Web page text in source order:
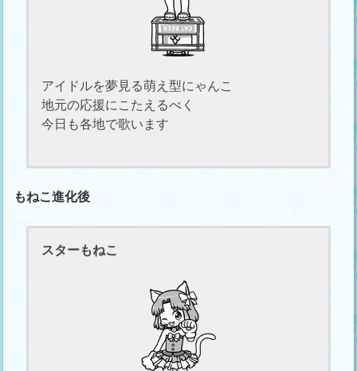
アイドルを夢見る萌え型にゃんこ
地元の応援にこたえるべく
今日も各地で歌います
もねこ進化後
スターもねこ